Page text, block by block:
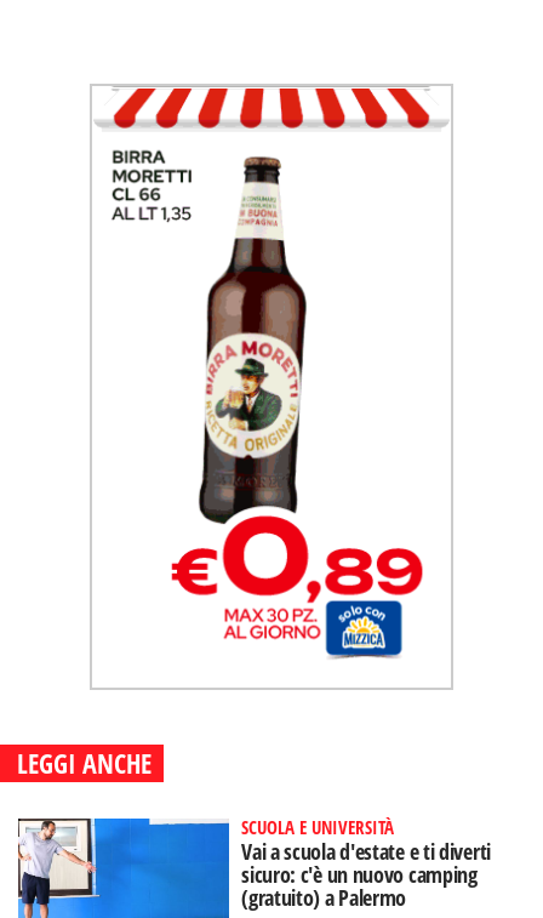
LEGGI ANCHE
SCUOLA E UNIVERSITÀ
Vai a scuola d'estate e ti diverti
sicuro: c'è un nuovo camping
(gratuito) a Palermo